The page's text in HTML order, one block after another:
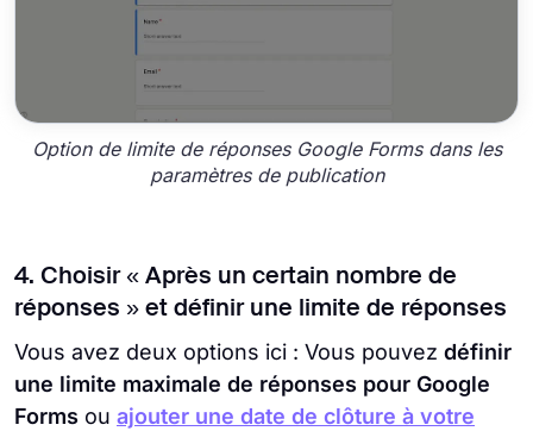
Option de limite de réponses Google Forms dans les
paramètres de publication
4. Choisir « Après un certain nombre de
réponses » et définir une limite de réponses
Vous avez deux options ici : Vous pouvez définir
une limite maximale de réponses pour Google
Forms ou ajouter une date de clôture à votre